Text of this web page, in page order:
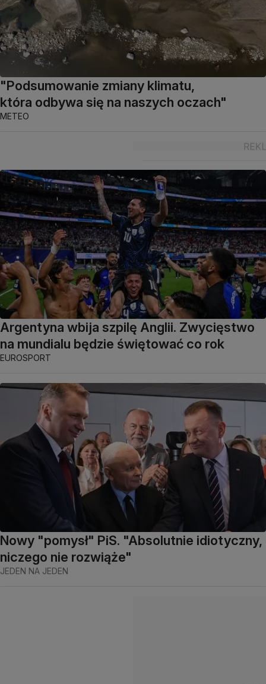
"Podsumowanie zmiany klimatu,
która odbywa się na naszych oczach"
METEO
Argentyna wbija szpilę Anglii. Zwycięstwo
na mundialu będzie świętować co rok
EUROSPORT
Nowy "pomysł" PiS. "Absolutnie idiotyczny,
niczego nie rozwiąże"
JEDEN NA JEDEN